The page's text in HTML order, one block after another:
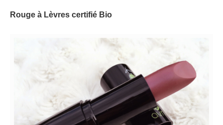
Rouge à Lèvres certifié Bio